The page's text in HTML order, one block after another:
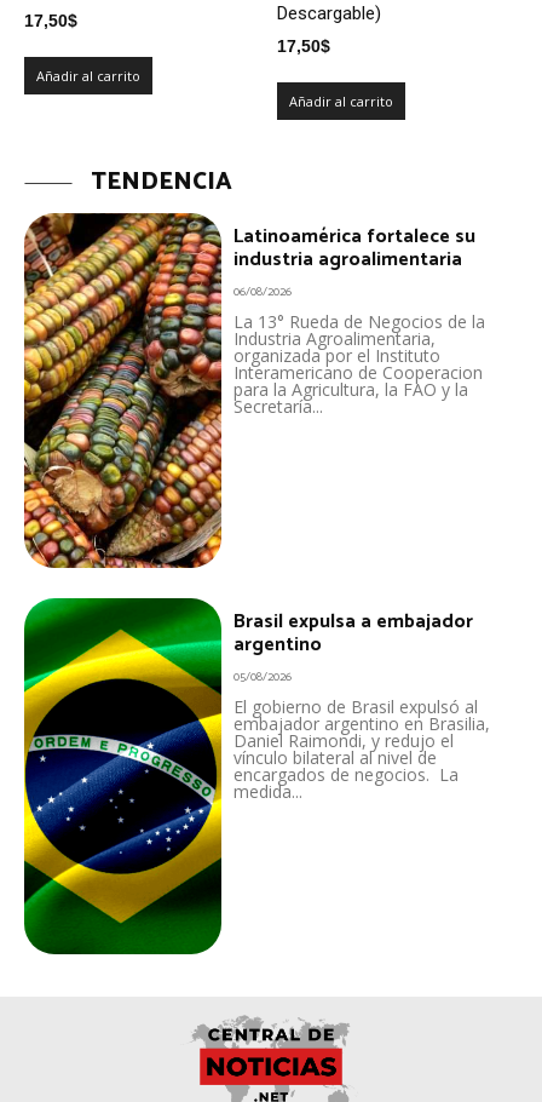
17,50$
Añadir al carrito
Descargable)
17,50$
Añadir al carrito
TENDENCIA
Latinoamérica fortalece su
industria agroalimentaria
06/08/2026
La 13° Rueda de Negocios de la
Industria Agroalimentaria,
organizada por el Instituto
Interamericano de Cooperacion
para la Agricultura, la FAO y la
Secretaría...
Brasil expulsa a embajador
argentino
05/08/2026
El gobierno de Brasil expulsó al
embajador argentino en Brasilia,
Daniel Raimondi, y redujo el
vínculo bilateral al nivel de
encargados de negocios. La
medida...